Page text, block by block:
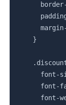
    }
font-
font-
font-